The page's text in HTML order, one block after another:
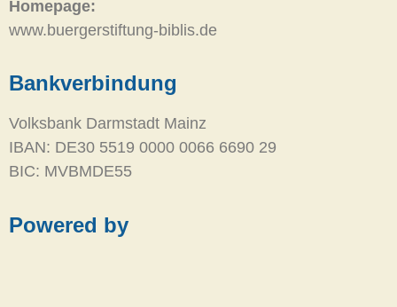
Homepage:
www.buergerstiftung-biblis.de
Bankverbindung
Volksbank Darmstadt Mainz
IBAN: DE30 5519 0000 0066 6690 29
BIC: MVBMDE55
Powered by